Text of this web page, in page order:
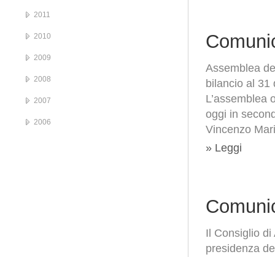
Assemblea
bilancio al 31
L’assemblea
oggi in
Vincenzo
» Leggi
Il Consiglio
presidenza
2011
2010
2009
2008
2007
2006